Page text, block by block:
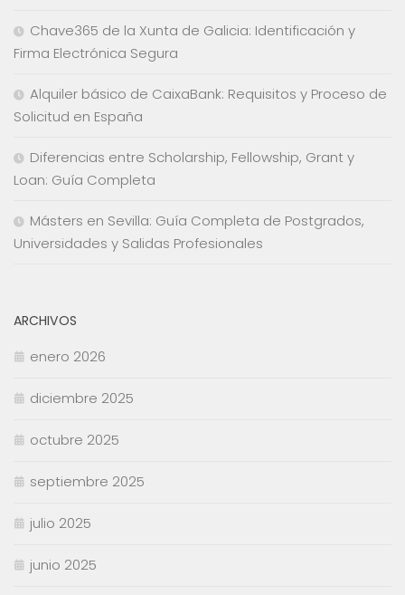
Chave365 de la Xunta de Galicia: Identificación y
Firma Electrónica Segura
Alquiler básico de CaixaBank: Requisitos y Proceso de
Solicitud en España
Diferencias entre Scholarship, Fellowship, Grant y
Loan: Guía Completa
Másters en Sevilla: Guía Completa de Postgrados,
Universidades y Salidas Profesionales
ARCHIVOS
enero 2026
diciembre 2025
octubre 2025
septiembre 2025
julio 2025
junio 2025